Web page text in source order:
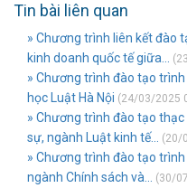
Tin bài liên quan
» Chương trình liên kết đào
kinh doanh quốc tế giữa...
» Chương trình đào tạo
học Luật Hà Nội (24/03/2025
» Chương trình đào tạo
sự, ngành Luật kinh tế...
(20/
» Chương trình đào tạo
ngành Chính sách và...
(30/